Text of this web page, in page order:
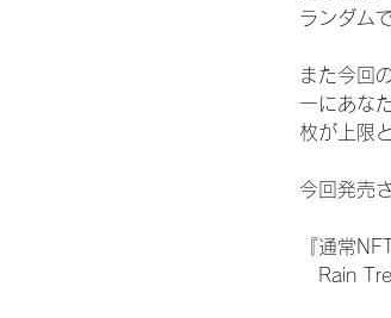
ランダム
また今回
ーにあな
枚が上限
今回発売
『通常NFT
Rain